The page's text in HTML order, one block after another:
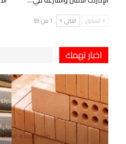
السابق التالي 1 من 93
اخبار تهمك